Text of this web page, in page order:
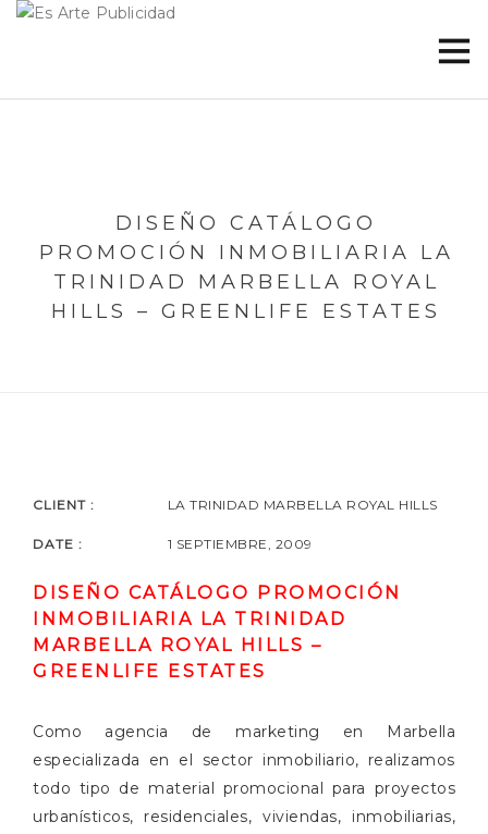
DISEÑO CATÁLOGO
PROMOCIÓN INMOBILIARIA LA
TRINIDAD MARBELLA ROYAL
HILLS – GREENLIFE ESTATES
CLIENT : LA TRINIDAD MARBELLA ROYAL HILLS
DATE : 1 SEPTIEMBRE, 2009
DISEÑO CATÁLOGO PROMOCIÓN
INMOBILIARIA LA TRINIDAD
MARBELLA ROYAL HILLS –
GREENLIFE ESTATES
Como agencia de marketing en Marbella
especializada en el sector inmobiliario, realizamos
todo tipo de material promocional para proyectos
urbanísticos, residenciales, viviendas, inmobiliarias,